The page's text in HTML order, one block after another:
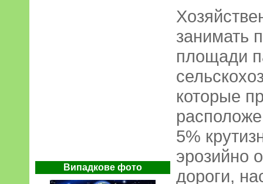
Випадкове фото
занимать
площади
которые
5%
эрозийно
дороги,